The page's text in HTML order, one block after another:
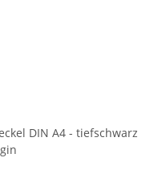
DIN A4 - tiefschwarz